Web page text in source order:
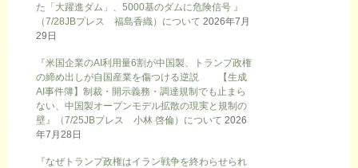
た「大躍進ダム」、5000基のダムに危険信号 』
（7/28JBプレス 福島香織）について 2026年7月
29日
『米国企業のAI利用量6割が中国製、トランプ政権
の締め出しが自国産業を傷つける逆説 【生成
AI事件簿】制裁・開示義務・調達規制でも止まら
ない、中国製オープンモデル拡散の現実と規制の
壁』（7/25JBプレス 小林 啓倫）について 2026
年7月28日
『なぜトランプ政権はイラン戦争を終わらせられ